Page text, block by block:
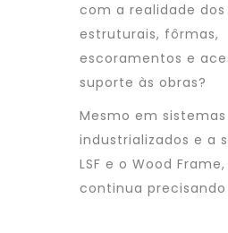
com a realidade
estruturais, fôrmas,
escoramentos e
suporte às obras?
Mesmo em sistemas
industrializados e a
LSF e o Wood
continua precisando